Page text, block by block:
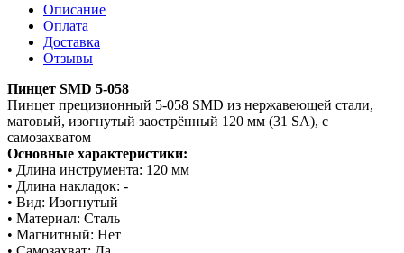
Описание
Оплата
Доставка
Отзывы
Пинцет SMD 5-058
Пинцет прецизионный 5-058 SMD из нержавеющей стали,
матовый, изогнутый заострённый 120 мм (31 SA), с
самозахватом
Основные характеристики:
• Длина инструмента: 120 мм
• Длина накладок: -
• Вид: Изогнутый
• Материал: Сталь
• Магнитный: Нет